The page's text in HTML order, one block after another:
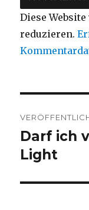
Diese
reduzieren.
Darf ich
Light